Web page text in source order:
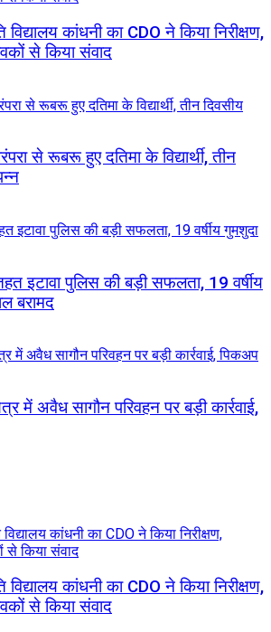
कांधनी का CDO ने किया निरीक्षण,
से किया संवाद
से रूबरू हुए दतिमा के विद्यार्थी, तीन
इटावा पुलिस की बड़ी सफलता, 19 वर्षीय
बरामद
में अवैध सागौन परिवहन पर बड़ी कार्रवाई,
कांधनी का CDO ने किया निरीक्षण,
से किया संवाद